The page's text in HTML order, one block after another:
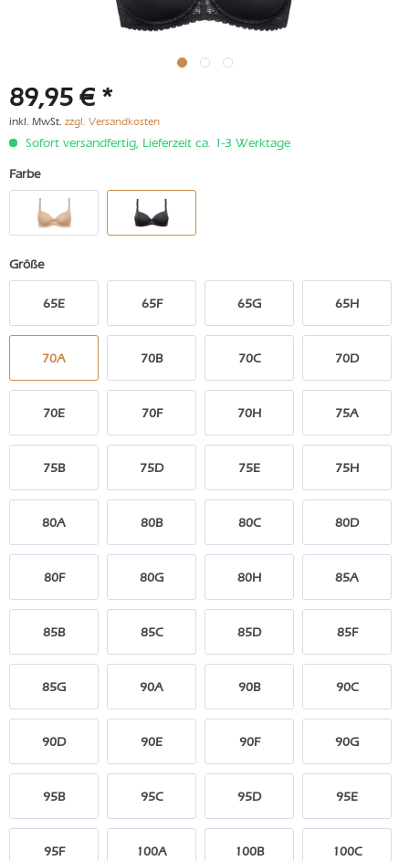
89,95 € *
inkl. MwSt. zzgl. Versandkosten
Sofort versandfertig, Lieferzeit ca. 1-3 Werktage
Farbe
Größe
65E 65F 65G 65H
70A 70B 70C 70D
70E 70F 70H 75A
75B 75D 75E 75H
80A 80B 80C 80D
80F 80G 80H 85A
85B 85C 85D 85F
85G 90A 90B 90C
90D 90E 90F 90G
95B 95C 95D 95E
95F 100A 100B 100C